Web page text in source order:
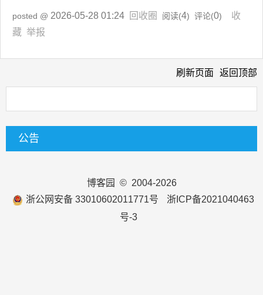
posted @ 2026-05-28 01:24 回收圈 阅读(4) 评论(0) 收
藏 举报
刷新页面 返回顶部
公告
博客园
© 2004-2026
浙公网安备 33010602011771号
浙ICP备2021040463
号-3